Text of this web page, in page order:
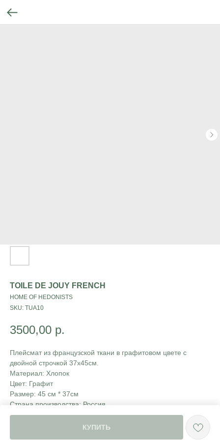
TOILE DE JOUY FRENCH
HOME OF HEDONISTS
SKU: TUA10
3500,00 р.
КУПИТЬ
Плейсмат из французской ткани в графитовом цвете с
двойной строчкой 37х45см.
Материал: Хлопок
Цвет: Графит
Размер: 45 см * 37см
Страна производства: Россия
Коллекция: Toile de jouy french